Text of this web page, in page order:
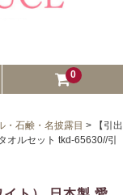
0
・石鹸・名披露目 >
【引出
オルセット tkd-65630//引